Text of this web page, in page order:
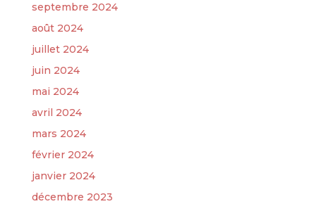
septembre 2024
août 2024
juillet 2024
juin 2024
mai 2024
avril 2024
mars 2024
février 2024
janvier 2024
décembre 2023